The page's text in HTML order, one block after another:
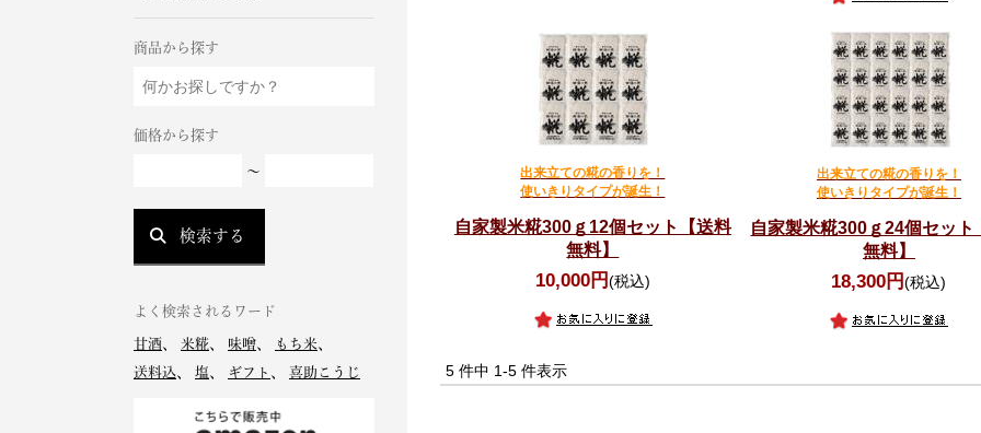
商品から探す
価格から探す
～
検索する
よく検索されるワード
甘酒 米糀 味噌 もち米
送料込
塩 ギフト 喜助こうじ
出来立ての糀の香りを！
使いきりタイプが誕生！
自家製米糀300ｇ12個セット【送料
無料】
10,000円(税込)
出来立ての糀の香りを！
使いきりタイプが誕生！
自家製米糀300ｇ24個セット
無料】
18,300円(税込)
5 件中 1-5 件表示